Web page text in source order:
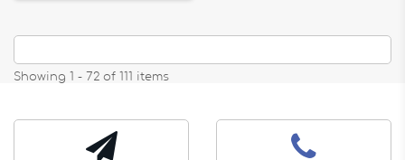
Showing 1 - 72 of 111 items